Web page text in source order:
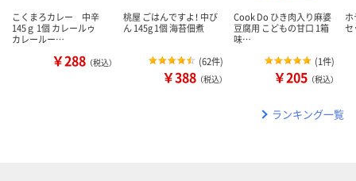
こくまろカレー 中辛
145ｇ 1個 カレールゥ
カレールー…
￥288 （税込）
桃屋 ごはんですよ！ 中び
ん 145g 1個 海苔佃煮
(62件)
￥388 （税込）
Cook Do ひき肉入り麻婆
豆腐用 こどもの甘口 1箱
味…
(1件)
￥205 （税込）
セ
ランキング一覧